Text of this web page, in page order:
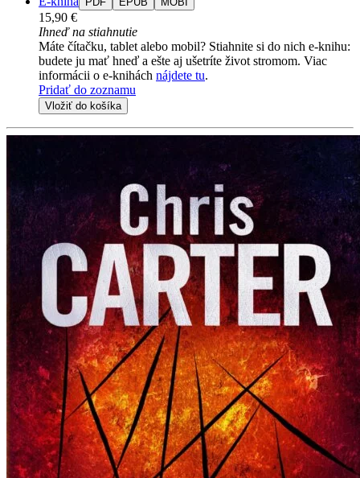
15,90 €
Ihneď na stiahnutie
Máte čítačku, tablet alebo mobil? Stiahnite si do nich e-knihu:
budete ju mať hneď a ešte aj ušetríte život stromom. Viac
informácii o e-knihách nájdete tu.
Pridať do zoznamu
Vložiť do košíka